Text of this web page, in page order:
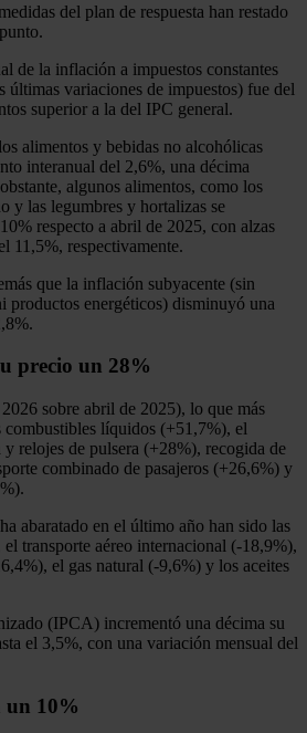
del plan de respuesta han restado
de la inflación a impuestos constantes
últimas variaciones de impuestos) fue del
superior a la del IPC general.
alimentos y bebidas no alcohólicas
interanual del 2,6%, una décima
algunos alimentos, como los
y las legumbres y hortalizas se
respecto a abril de 2025, con alzas
11,5%, respectivamente.
que la inflación subyacente (sin
productos energéticos) disminuyó una
precio un 28%
sobre abril de 2025), lo que más
líquidos (+51,7%), el
relojes de pulsera (+28%), recogida de
combinado de pasajeros (+26,6%) y
abaratado en el último año han sido las
transporte aéreo internacional (-18,9%),
el gas natural (-9,6%) y los aceites
(IPCA) incrementó una décima su
el 3,5%, con una variación mensual del
un 10%